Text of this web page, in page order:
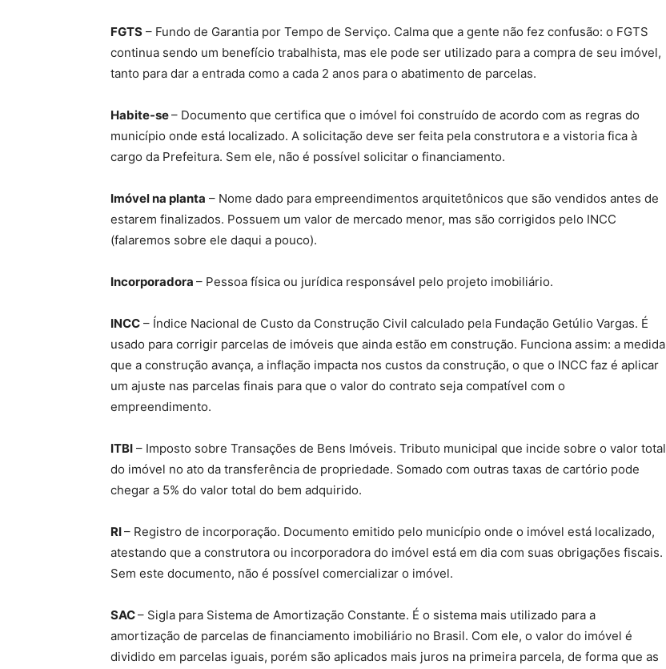
FGTS – Fundo de Garantia por Tempo de Serviço. Calma que a gente não fez confusão: o FGTS
continua sendo um benefício trabalhista, mas ele pode ser utilizado para a compra de seu imóvel,
tanto para dar a entrada como a cada 2 anos para o abatimento de parcelas.
Habite-se– Documento que certifica que o imóvel foi construído de acordo com as regras do
município onde está localizado. A solicitação deve ser feita pela construtora e a vistoria fica à
cargo da Prefeitura. Sem ele, não é possível solicitar o financiamento.
Imóvel na planta – Nome dado para empreendimentos arquitetônicos que são vendidos antes de
estarem finalizados. Possuem um valor de mercado menor, mas são corrigidos pelo INCC
(falaremos sobre ele daqui a pouco).
Incorporadora – Pessoa física ou jurídica responsável pelo projeto imobiliário.
INCC – Índice Nacional de Custo da Construção Civil calculado pela Fundação Getúlio Vargas. É
usado para corrigir parcelas de imóveis que ainda estão em construção. Funciona assim: a medida
que a construção avança, a inflação impacta nos custos da construção, o que o INCC faz é aplicar
um ajuste nas parcelas finais para que o valor do contrato seja compatível com o
empreendimento.
ITBI – Imposto sobre Transações de Bens Imóveis. Tributo municipal que incide sobre o valor total
do imóvel no ato da transferência de propriedade. Somado com outras taxas de cartório pode
chegar a 5% do valor total do bem adquirido.
RI– Registro de incorporação. Documento emitido pelo município onde o imóvel está localizado,
atestando que a construtora ou incorporadora do imóvel está em dia com suas obrigações fiscais.
Sem este documento, não é possível comercializar o imóvel.
SAC– Sigla para Sistema de Amortização Constante. É o sistema mais utilizado para a
amortização de parcelas de financiamento imobiliário no Brasil. Com ele, o valor do imóvel é
dividido em parcelas iguais, porém são aplicados mais juros na primeira parcela, de forma que as